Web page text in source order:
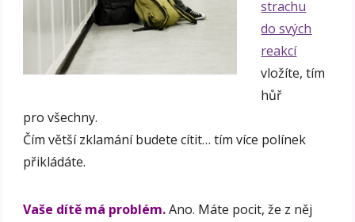
strachu
do svých
reakcí
vložíte, tím
hůř
pro všechny.
Čím větší zklamání budete cítit… tím více polínek
přikládáte.
Vaše dítě má problém.Ano. Máte pocit, že z něj